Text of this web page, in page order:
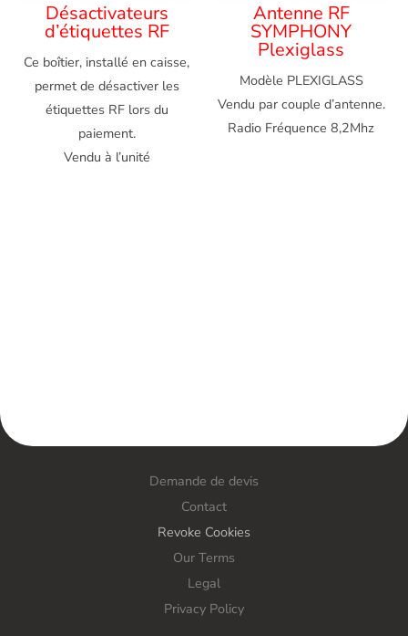
Désactivateurs
d’étiquettes RF
Ce boîtier, installé en caisse,
permet de désactiver les
étiquettes RF lors du
paiement.
Vendu à l’unité
Antenne RF
SYMPHONY
Plexiglass
Modèle PLEXIGLASS
Vendu par couple d’antenne.
Radio Fréquence 8,2Mhz
Demande de devis
Contact
Revoke Cookies
Our Terms
Legal
Privacy Policy